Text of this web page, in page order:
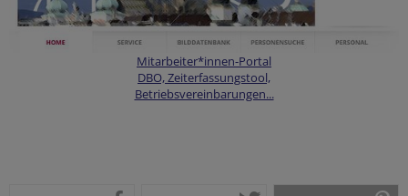
Mitarbeiter*innen-Portal
DBO, Zeiterfassungstool,
Betriebsvereinbarungen...